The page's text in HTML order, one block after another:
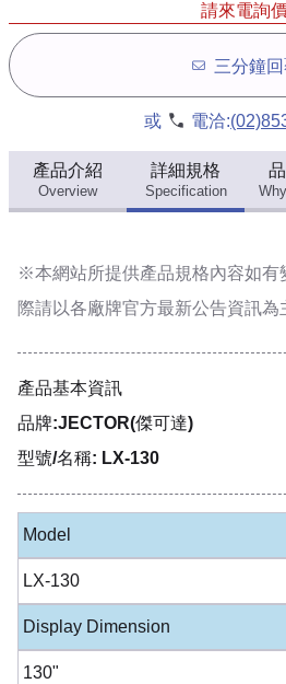
請來電詢
三分鐘
或 電洽:
產品介紹
Overview
詳細規格
Specification
※本網站所提供產品規格內容如有
際請以各廠牌官方最新公告資訊為
產品基本資訊
品牌:JECTOR(傑可達)
型號/名稱: LX-130
Model
LX-130
Display Dimension
130"